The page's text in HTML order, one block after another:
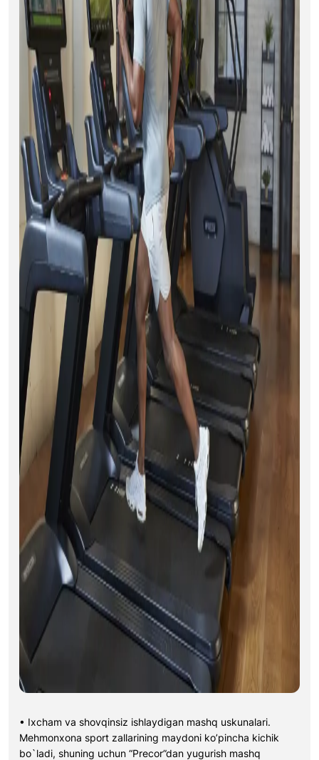
• Ixcham va shovqinsiz ishlaydigan mashq uskunalari.
Mehmonxona sport zallarining maydoni ko’pincha kichik
bo`ladi, shuning uchun “Precor”dan yugurish mashq